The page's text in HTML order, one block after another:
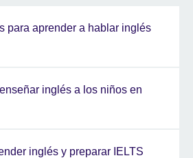
para aprender a hablar inglés
inglés a los niños en
inglés y preparar IELTS